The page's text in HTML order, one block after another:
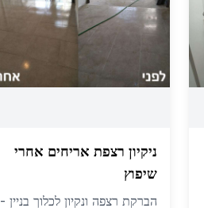
ניקיון רצפת אריחים אחרי
שיפוץ
הברקת רצפה ונקיון לכלוך בניין -